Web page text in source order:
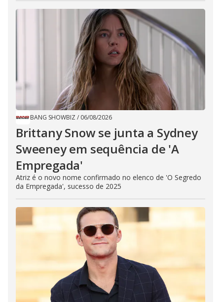
BANG SHOWBIZ / 06/08/2026
Brittany Snow se junta a Sydney
Sweeney em sequência de ​'A
Empregada​'
Atriz é o novo nome confirmado no elenco de 'O Segredo
da Empregada', sucesso de 2025